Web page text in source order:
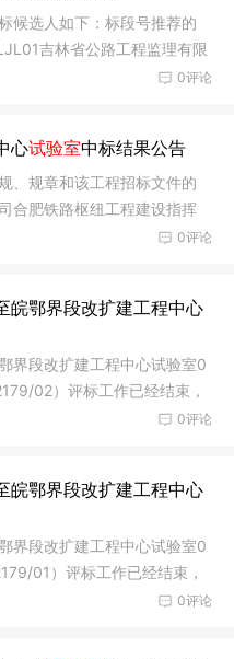
候选人如下：标段号推荐的
吉林省公路工程监理有限
0评论
心试验室中标结果公告
、规章和该工程招标文件的
合肥铁路枢纽工程建设指挥
0评论
皖鄂界段改扩建工程中心
界段改扩建工程中心试验室0
02）评标工作已经结束，
0评论
皖鄂界段改扩建工程中心
界段改扩建工程中心试验室0
01）评标工作已经结束，
0评论